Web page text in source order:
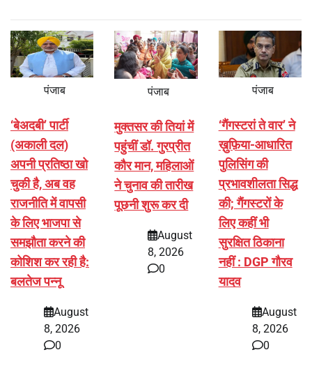
पंजाब
‘बेअदबी’ पार्टी
(अकाली दल)
अपनी प्रतिष्ठा खो
चुकी है, अब वह
राजनीति में वापसी
के लिए भाजपा से
समझौता करने की
कोशिश कर रही है:
बलतेज पन्नू
August
8, 2026
0
पंजाब
मुक्तसर की तियां में
पहुंचीं डॉ. गुरप्रीत
कौर मान, महिलाओं
ने चुनाव की तारीख
पूछनी शुरू कर दी
August
8, 2026
0
पंजाब
‘गैंगस्टरां ते वार’ ने
ख़ुफ़िया-आधारित
पुलिसिंग की
प्रभावशीलता सिद्ध
की; गैंगस्टरों के
लिए कहीं भी
सुरक्षित ठिकाना
नहीं : DGP गौरव
यादव
August
8, 2026
0